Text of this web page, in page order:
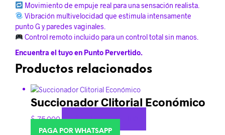
Movimiento de empuje real para una sensación realista.
Vibración multivelocidad que estimula intensamente
punto G y paredes vaginales.
Control remoto incluido para un control total sin manos.
Encuentra el tuyo en Punto Pervertido.
Productos relacionados
Succionador Clitorial Económico
$75.000
AÑADIR AL CARRITO
PAGA POR WHATSAPP